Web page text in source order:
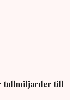
tullmiljarder till